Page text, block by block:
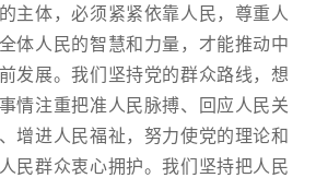
主体，必须紧紧依靠人民，尊重人
体人民的智慧和力量，才能推动中
发展。我们坚持党的群众路线，想
情注重把准人民脉搏、回应人民关
增进人民福祉，努力使党的理论和
民群众衷心拥护。我们坚持把人民